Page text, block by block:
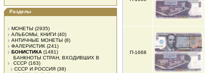
Разделы
МОНЕТЫ (2935)
АЛЬБОМЫ, КНИГИ (40)
АНТИЧНЫЕ МОНЕТЫ (8)
ФАЛЕРИСТИК (241)
БОНИСТИКА (1481)
БАНКНОТЫ СТРАН, ВХОДИВШИХ В
СССР (163)
СССР И РОССИЯ (38)
П-1668